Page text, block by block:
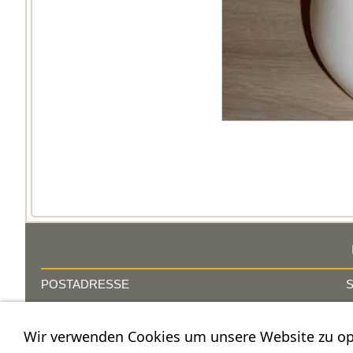
POSTADRESSE
Maja Schmid
Wir verwenden Cookies um unsere Website zu